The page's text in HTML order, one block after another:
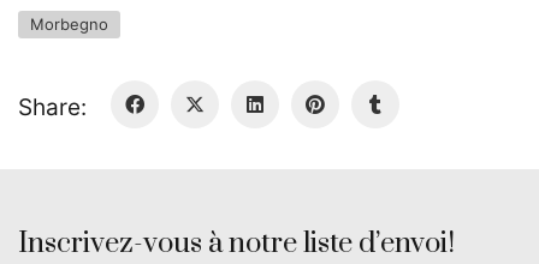
Morbegno
Share:
Inscrivez-vous à notre liste d’envoi!